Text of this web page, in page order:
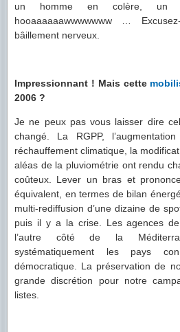
un homme en colère, un
hooaaaaaawwwwwww …
bâillement nerveux.
Impressionnant ! Mais cette
2006 ?
Je ne peux pas vous laisser dire
changé. La RGPP,
réchauffement climatique, la
aléas de la pluviométrie ont rendu
coûteux. Lever un bras et
équivalent, en termes de bilan
multi-rediffusion d’une dizaine de
puis il y a la crise. Les agences
l’autre côté de la
systématiquement les pays
démocratique. La préservation de
grande discrétion pour notre
listes.